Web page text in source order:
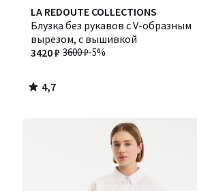
LA REDOUTE COLLECTIONS
Блузка без рукавов с V-образным
вырезом, с вышивкой
3600 ₽-5%
3420 ₽
4,7
/ 5
4,7
/